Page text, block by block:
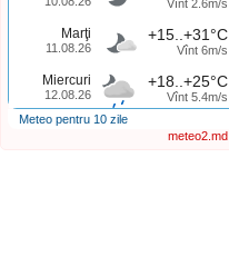
Vînt 2.6m/s
Marţi
11.08.26
+15..+31°C
Vînt 6m/s
Miercuri
12.08.26
+18..+25°C
Vînt 5.4m/s
Meteo pentru 10 zile
meteo2.md